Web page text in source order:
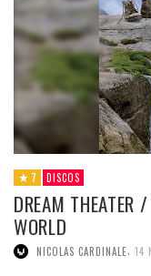
7 DISCOS
DREAM THEATER
WORLD
NICOLAS CARDINALE, 14